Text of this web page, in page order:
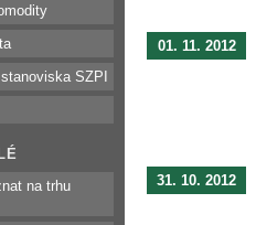
SZPI
na trhu
01. 11. 2012
31. 10. 2012